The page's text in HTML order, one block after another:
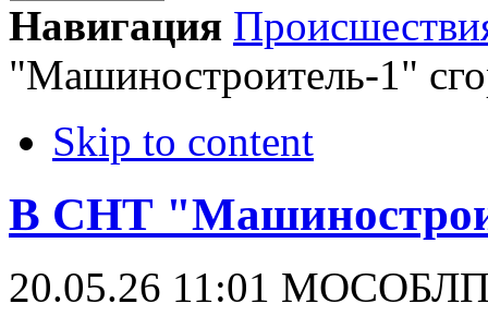
Навигация
"Машиностроитель-1"
Skip to content
В СНТ
20.05.26 11:01